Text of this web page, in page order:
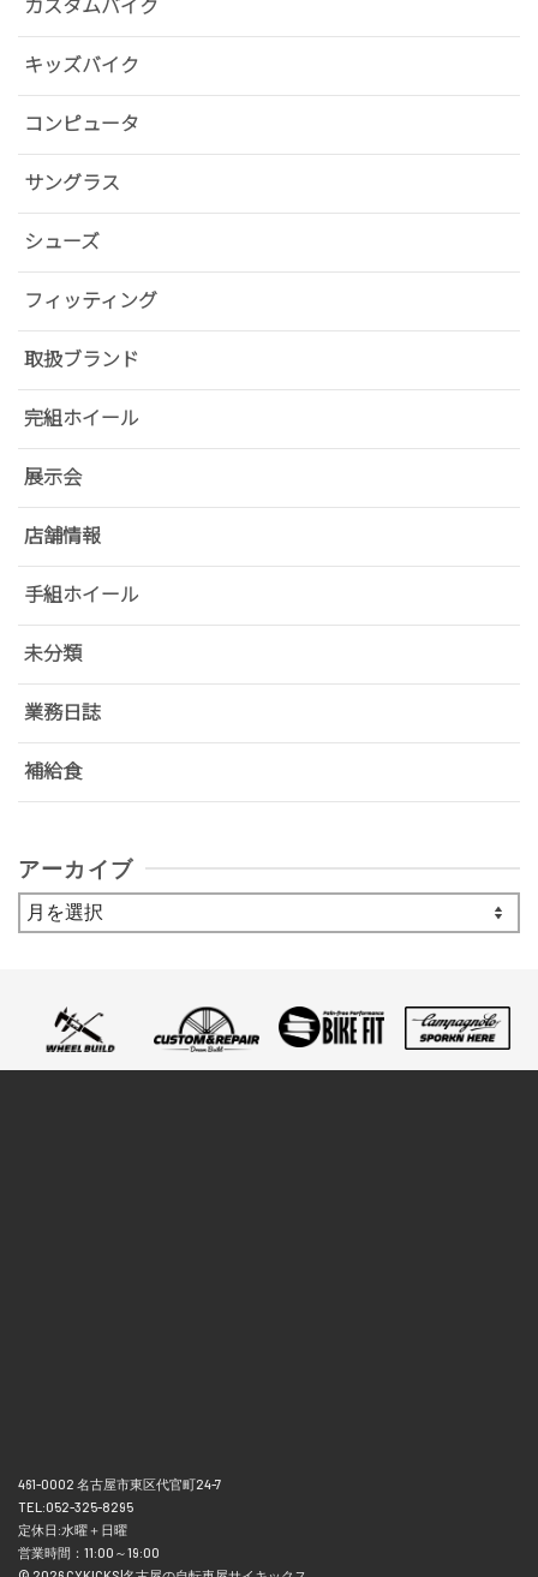
キッズバイク
コンピュータ
サングラス
シューズ
フィッティング
取扱ブランド
完組ホイール
展示会
店舗情報
手組ホイール
未分類
業務日誌
補給食
アーカイブ
ア
ー
461-0002 名古屋市東区代官町24-7
TEL:052-325-8295
定休日:水曜＋日曜
営業時間：11:00～19:00